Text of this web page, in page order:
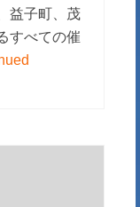
益子町、茂
すべての催